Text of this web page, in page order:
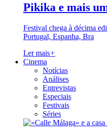
Pikika e mais
Festival chega à décima
Portugal, Espanha, Bra
Ler mais+
Cinema
Notícias
Análises
Entrevistas
Especiais
Festivais
Séries